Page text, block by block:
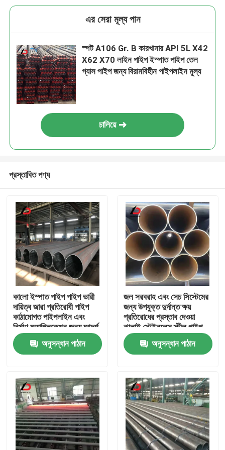
বাড়ি
পণ্য
ভিডিও
এর সেরা মূল্য পান
স্পট A106 Gr. B কারখানার API 5L X42
X62 X70 লাইন পাইপ ইস্পাত পাইপ তেল
গ্যাস পাইপ জন্য বিরামবিহীন পাইপলাইন মূল্য
চালিয়ে
প্রস্তাবিত পণ্য
কালো ইস্পাত পাইপ পাইপ ভারী
দায়িত্ব জারা প্রতিরোধী পাইপ
কাঠামোগত পাইপলাইন এবং
নির্মাণ অ্যাপ্লিকেশন জন্য আদর্শ
অনুসন্ধান পাঠান
জল সরবরাহ এবং সেচ সিস্টেমের
জন্য উপযুক্ত দুর্দান্ত ক্ষয়
প্রতিরোধের প্রস্তাব দেওয়া
ঝালাই স্টেইনলেস স্টীল পাইপ
অনুসন্ধান পাঠান